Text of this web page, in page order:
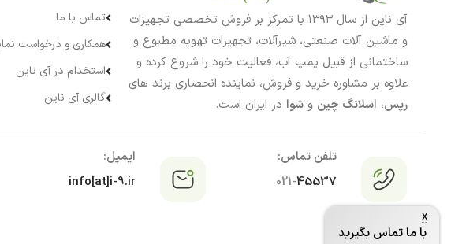
آی ناین از سال ۱۳۹۳ با تمرکز بر فروش تخصصی تجهیزات
و ماشین آلات صنعتی، شیرآلات، تجهیزات تهویه مطبوع و
ساختمانی از قبیل پمپ آب، فعالیت خود را شروع کرده و
علاوه بر مشاوره خرید و فروش، نماینده انحصاری برند های
رپس، اسلانگ چین و شوا در ایران است.
تماس با ما
همکاری و درخواست
استخدام در آی ناین
گالری آی ناین
تلفن تماس:
021-45537
ایمیل:
info[at]i-9.ir
x
با ما تماس بگیرید